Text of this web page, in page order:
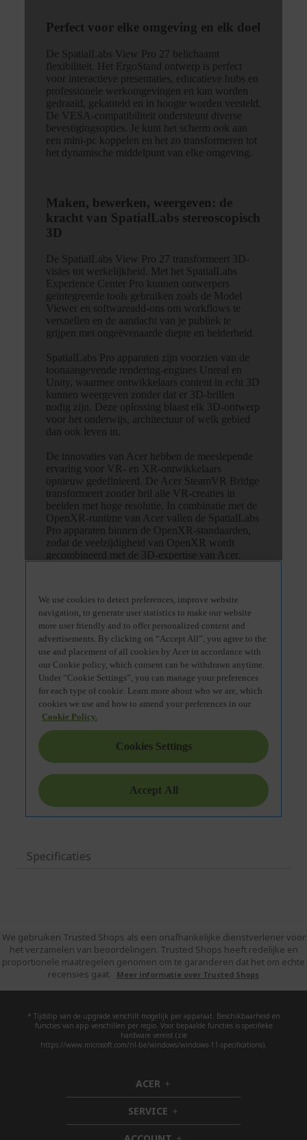
Specificaties
We gebruiken Trusted Shops als een onafhankelijke dienstverlener voor
het verzamelen van beoordelingen. Trusted Shops heeft redelijke en
proportionele maatregelen genomen om te garanderen dat het om echte
recensies gaat.
Meer informatie over Trusted Shops
* Tijdstip van de upgrade verschilt mogelijk per apparaat. Beschikbaarheid en
functies van app verschillen per regio. Voor bepaalde functies is specifieke
hardware vereist (zie
https://www.microsoft.com/nl-be/windows/windows-11-specifications).
ACER h
i
d
d
SERVICE h
i